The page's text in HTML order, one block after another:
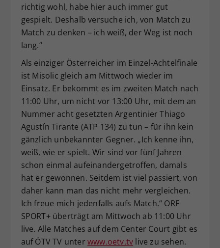
richtig wohl, habe hier auch immer gut
gespielt. Deshalb versuche ich, von Match zu
Match zu denken – ich weiß, der Weg ist noch
lang.“
Als einziger Österreicher im Einzel-Achtelfinale
ist Misolic gleich am Mittwoch wieder im
Einsatz. Er bekommt es im zweiten Match nach
11:00 Uhr, um nicht vor 13:00 Uhr, mit dem an
Nummer acht gesetzten Argentinier Thiago
Agustín Tirante (ATP 134) zu tun – für ihn kein
gänzlich unbekannter Gegner. „Ich kenne ihn,
weiß, wie er spielt. Wir sind vor fünf Jahren
schon einmal aufeinandergetroffen, damals
hat er gewonnen. Seitdem ist viel passiert, von
daher kann man das nicht mehr vergleichen.
Ich freue mich jedenfalls aufs Match.“ ORF
SPORT+ überträgt am Mittwoch ab 11:00 Uhr
live. Alle Matches auf dem Center Court gibt es
auf ÖTV TV unter www.oetv.tv live zu sehen.